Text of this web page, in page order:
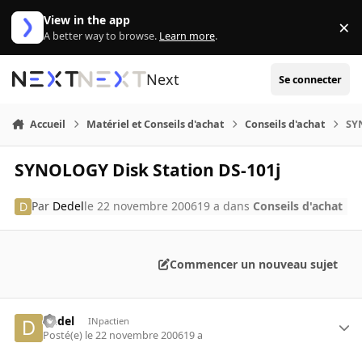
Aller au contenu
View in the app
A better way to browse. Learn more. ×
Next Se connecter
Accueil Matériel et Conseils d'achat Conseils d'achat
SYNOLOGY Disk Station DS-101j
Par Dedelle 22 novembre 200619 a dans Conseils d'achat
Commencer un nouveau sujet
Dedel INpactien
Posté(e) le 22 novembre 200619 a